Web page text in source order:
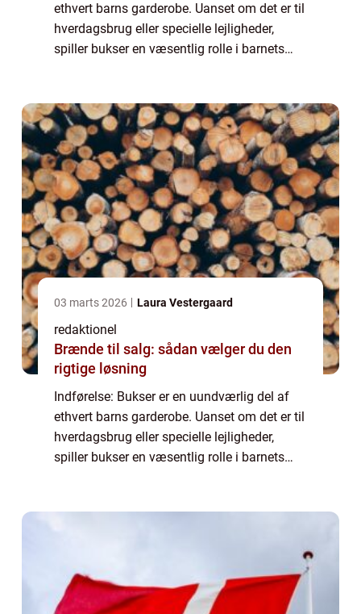
ethvert barns garderobe. Uanset om det er til
hverdagsbrug eller specielle lejligheder,
spiller bukser en væsentlig rolle i barnets
03 marts 2026 Laura Vestergaard
redaktionel
Brænde til salg: sådan vælger du den
rigtige løsning
Indførelse: Bukser er en uundværlig del af
ethvert barns garderobe. Uanset om det er til
hverdagsbrug eller specielle lejligheder,
spiller bukser en væsentlig rolle i barnets